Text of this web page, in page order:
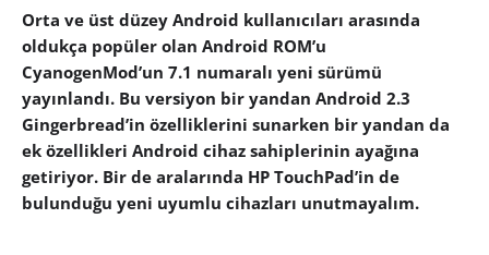
Orta ve üst düzey Android kullanıcıları arasında
oldukça popüler olan Android ROM’u
CyanogenMod’un 7.1 numaralı yeni sürümü
yayınlandı. Bu versiyon bir yandan Android 2.3
Gingerbread’in özelliklerini sunarken bir yandan da
ek özellikleri Android cihaz sahiplerinin ayağına
getiriyor. Bir de aralarında HP TouchPad’in de
bulunduğu yeni uyumlu cihazları unutmayalım.